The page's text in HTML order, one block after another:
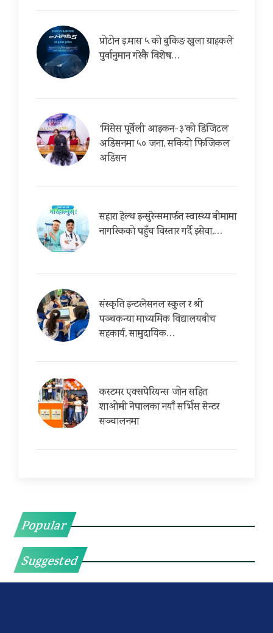
प्रोटोन इ.मास ५ को बुकिङ खुला ग्राहकले
पुर्वानुमान गरेकै विशेष…
‘मिसेस पूर्वेली आइकन-३’को डिजिटल
अडिसनमा ५० जना, सकियो फिजिकल
अडिसन
सहारा हेल्थ इन्सुरेन्समार्फत स्वास्थ्य बीमामा
नागरिकको पहुँच विस्तार गर्दै इसेवा,…
संस्कृति इन्टरनेसनल स्कुल र श्री
पञ्चकन्या माध्यमिक विद्यालयबीच
सहकार्य, सामुदायिक…
कस्टमर एक्सपेरियन्स जोन सहित
शाओमी नेपालका नयाँ सर्भिस सेन्टर
सञ्चालनमा
Popular
Suggested